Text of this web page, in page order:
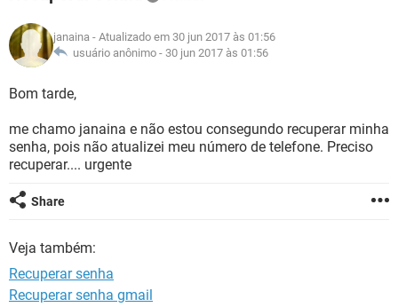
GUIA DE COMPRAS
INSTAGRAM GMAIL
GUIA DE COMPRAS
CELULAR
OUTLOOK EXCEL
INSTAGRAM
FÓRUM
JOGOS WHATSAPP
CELULAR
OUTLOOK
INSTAGRAM GMAIL
GUIA DE COMPRAS
GLOSSÁRIO
OUTLOOK EXCEL
INSTAGRAM
GUIA DE COMPRAS
janaina - Atualizado em 30 jun 2017 às 01:56
usuário anônimo - 30 jun 2017 às 01:56
Bom tarde,
me chamo janaina e não estou consegundo recuperar minha
senha, pois não atualizei meu número de telefone. Preciso
recuperar.... urgente
Share
Veja também:
Recuperar senha
Recuperar senha gmail